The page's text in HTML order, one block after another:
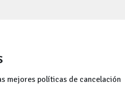
mejores políticas de cancelación